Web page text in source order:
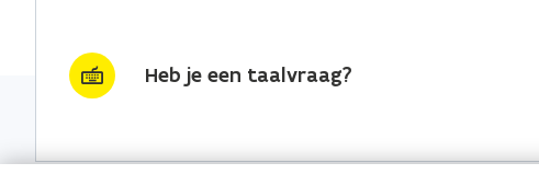
Heb je een taalvraag?